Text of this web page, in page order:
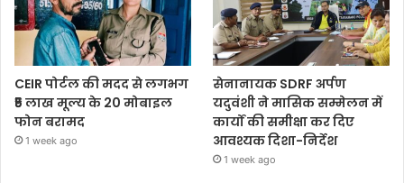
CEIR पोर्टल की मदद से लगभग
₹5 लाख मूल्य के 20 मोबाइल
फोन बरामद
1 week ago
सेनानायक SDRF अर्पण
यदुवंशी ने मासिक सम्मेलन में
कार्यों की समीक्षा कर दिए
आवश्यक दिशा-निर्देश
1 week ago